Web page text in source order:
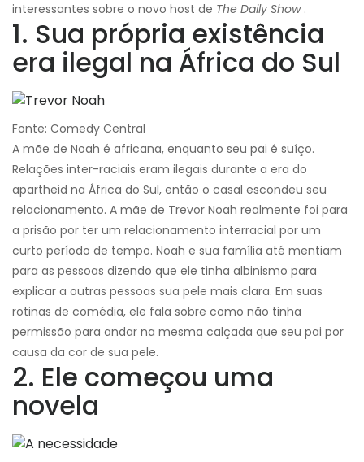
interessantes sobre o novo host de The Daily Show.
1. Sua própria existência
era ilegal na África do Sul
Fonte: Comedy Central
A mãe de Noah é africana, enquanto seu pai é suíço.
Relações inter-raciais eram ilegais durante a era do
apartheid na África do Sul, então o casal escondeu seu
relacionamento. A mãe de Trevor Noah realmente foi para
a prisão por ter um relacionamento interracial por um
curto período de tempo. Noah e sua família até mentiam
para as pessoas dizendo que ele tinha albinismo para
explicar a outras pessoas sua pele mais clara. Em suas
rotinas de comédia, ele fala sobre como não tinha
permissão para andar na mesma calçada que seu pai por
causa da cor de sua pele.
2. Ele começou uma
novela